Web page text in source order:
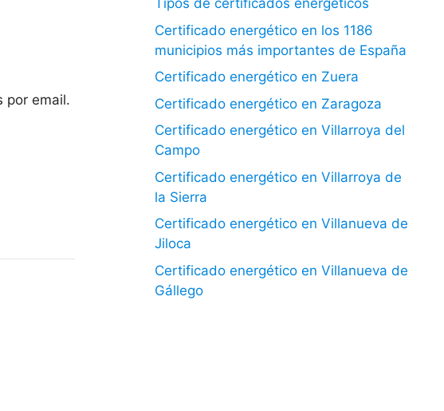
por email.
Tipos de certificados energéticos
Certificado energético en los 1186
municipios más importantes de España
Certificado energético en Zuera
Certificado energético en Zaragoza
Certificado energético en Villarroya del
Campo
Certificado energético en Villarroya de
la Sierra
Certificado energético en Villanueva de
Jiloca
Certificado energético en Villanueva de
Gállego